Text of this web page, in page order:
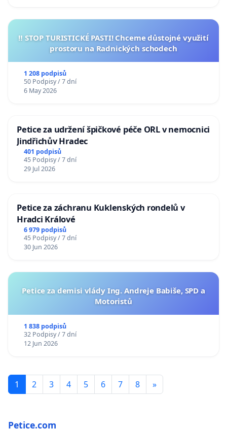
‼️ STOP TURISTICKÉ PASTI! Chceme důstojné využití
prostoru na Radnických schodech
1 208 podpisů
50 Podpisy / 7 dní
6 May 2026
Petice za udržení špičkové péče ORL v nemocnici
Jindřichův Hradec
401 podpisů
45 Podpisy / 7 dní
29 Jul 2026
Petice za záchranu Kuklenských rondelů v
Hradci Králové
6 979 podpisů
45 Podpisy / 7 dní
30 Jun 2026
Petice za demisi vlády Ing. Andreje Babiše, SPD a
Motoristů
1 838 podpisů
32 Podpisy / 7 dní
12 Jun 2026
1 2 3 4 5 6 7 8 »
Petice.com